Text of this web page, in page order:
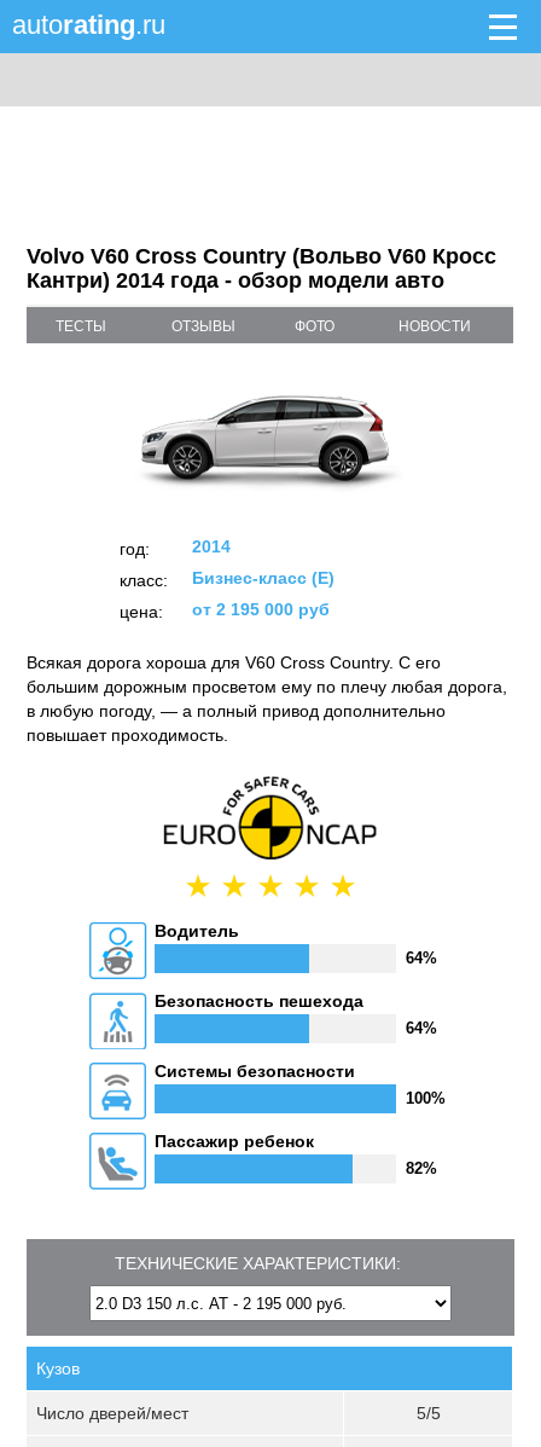
autorating.ru
Volvo V60 Cross Country (Вольво V60 Кросс
Кантри) 2014 года - обзор модели авто
ТЕСТЫ ОТЗЫВЫ ФОТО НОВОСТИ
год:
2014
класс:
Бизнес-класс (E)
цена:
от 2 195 000 руб
Всякая дорога хороша для V60 Cross Country. С его
большим дорожным просветом ему по плечу любая дорога,
в любую погоду, — а полный привод дополнительно
повышает проходимость.
Водитель
64%
Безопасность пешехода
64%
Системы безопасности
100%
Пассажир ребенок
82%
ТЕХНИЧЕСКИЕ ХАРАКТЕРИСТИКИ:
Кузов
Число дверей/мест 5/5